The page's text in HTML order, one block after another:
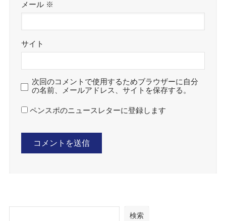
メール ※
サイト
次回のコメントで使用するためブラウザーに自分
の名前、メールアドレス、サイトを保存する。
ペンスポのニュースレターに登録します
検索